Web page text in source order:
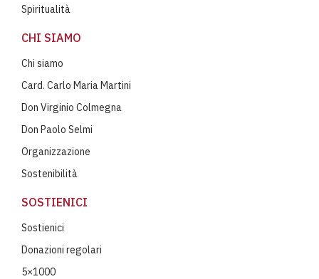
Spiritualità
CHI SIAMO
Chi siamo
Card. Carlo Maria Martini
Don Virginio Colmegna
Don Paolo Selmi
Organizzazione
Sostenibilità
SOSTIENICI
Sostienici
Donazioni regolari
5×1000